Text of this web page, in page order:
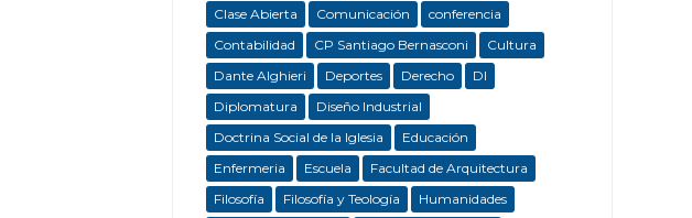
Clase Abierta
Comunicación
conferencia
Contabilidad
CP Santiago Bernasconi
Cultura
Dante Alghieri
Deportes Derecho
DI
Diplomatura
Diseño Industrial
Doctrina Social de la Iglesia
Educación
Enfermeria
Escuela
Facultad de Arquitectura
Filosofía
Filosofía y Teología
Humanidades